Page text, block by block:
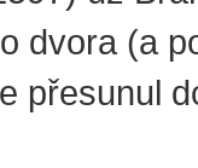
dvora (a
přesunul